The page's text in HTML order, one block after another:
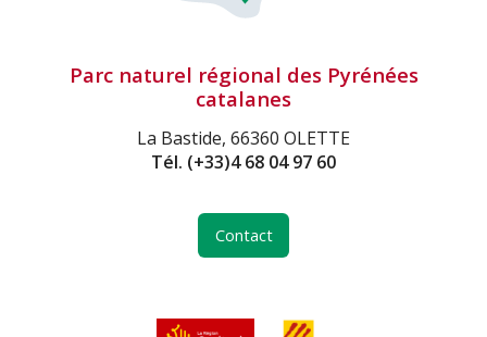
Parc naturel régional des Pyrénées
catalanes
La Bastide, 66360 OLETTE
Tél. (+33)4 68 04 97 60
Contact